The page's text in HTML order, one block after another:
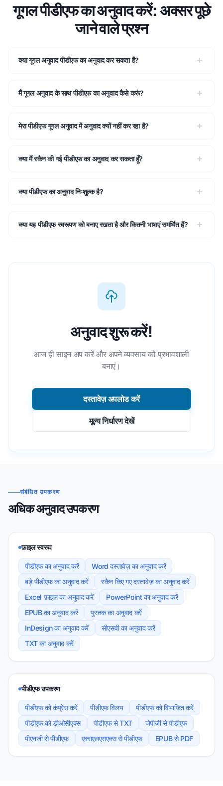
गूगल पीडीएफ का अनुवाद करें: अक्सर पूछे
जाने वाले प्रश्न
क्या गूगल अनुवाद पीडीएफ का अनुवाद कर सकता है?
मैं गूगल अनुवाद के साथ पीडीएफ का अनुवाद कैसे करूं?
मेरा पीडीएफ गूगल अनुवाद में अनुवाद क्यों नहीं कर रहा है?
क्या मैं स्कैन की गई पीडीएफ का अनुवाद कर सकता हूँ?
क्या पीडीएफ का अनुवाद निःशुल्क है?
क्या यह पीडीएफ स्वरूपण को बनाए रखता है और कितनी भाषाएं समर्थित हैं?
अनुवाद शुरू करें!
आज ही साइन अप करें और अपने व्यवसाय को प्रभावशाली
बनाएं।
दस्तावेज़ अपलोड करें
मूल्य निर्धारण देखें
संबंधित उपकरण
अधिक अनुवाद उपकरण
फ़ाइल स्वरूप
पीडीएफ का अनुवाद करें
Word दस्तावेज़ का अनुवाद करें
बड़े पीडीएफ का अनुवाद करें
स्कैन किए गए दस्तावेज़ का अनुवाद करें
Excel फ़ाइल का अनुवाद करें
PowerPoint का अनुवाद करें
EPUB का अनुवाद करें
पुस्तक का अनुवाद करें
InDesign का अनुवाद करें
सीएसवी का अनुवाद करें
TXT का अनुवाद करें
पीडीएफ उपकरण
पीडीएफ को कंप्रेस करें पीडीएफ विलय
पीडीएफ को विभाजित करें
पीडीएफ को डीओसीएक्स
पीडीएफ से TXT
जेपीजी से पीडीएफ
पीएनजी से पीडीएफ
एक्सएलएसएक्स से पीडीएफ EPUB से PDF